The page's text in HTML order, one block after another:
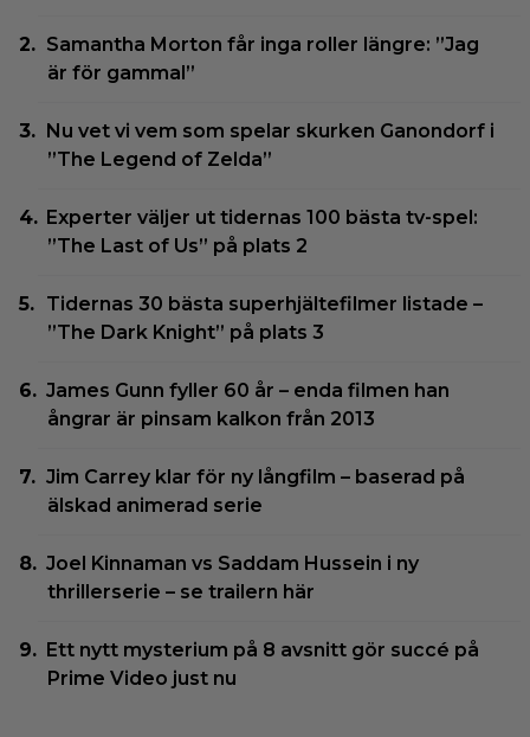
Samantha Morton får inga roller längre: ”Jag
är för gammal”
Nu vet vi vem som spelar skurken Ganondorf i
”The Legend of Zelda”
Experter väljer ut tidernas 100 bästa tv-spel:
”The Last of Us” på plats 2
Tidernas 30 bästa superhjältefilmer listade –
”The Dark Knight” på plats 3
James Gunn fyller 60 år – enda filmen han
ångrar är pinsam kalkon från 2013
Jim Carrey klar för ny långfilm – baserad på
älskad animerad serie
Joel Kinnaman vs Saddam Hussein i ny
thrillerserie – se trailern här
Ett nytt mysterium på 8 avsnitt gör succé på
Prime Video just nu